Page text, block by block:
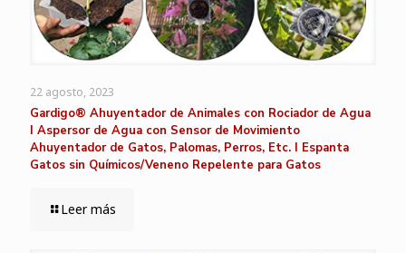
22 agosto, 2023
Gardigo® Ahuyentador de Animales con Rociador de Agua
I Aspersor de Agua con Sensor de Movimiento
Ahuyentador de Gatos, Palomas, Perros, Etc. I Espanta
Gatos sin Químicos/Veneno Repelente para Gatos
Leer más